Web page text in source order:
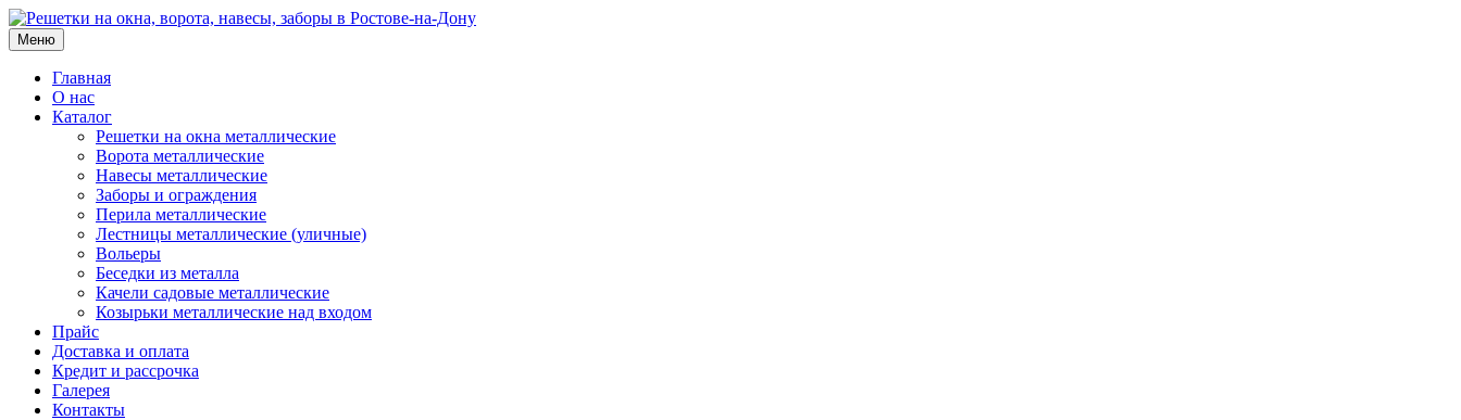
Меню
Главная
О нас
Каталог
Решетки на окна металлические
Ворота металлические
Навесы металлические
Заборы и ограждения
Перила металлические
Лестницы металлические (уличные)
Вольеры
Беседки из металла
Качели садовые металлические
Козырьки металлические над входом
Прайс
Доставка и оплата
Кредит и рассрочка
Галерея
Контакты